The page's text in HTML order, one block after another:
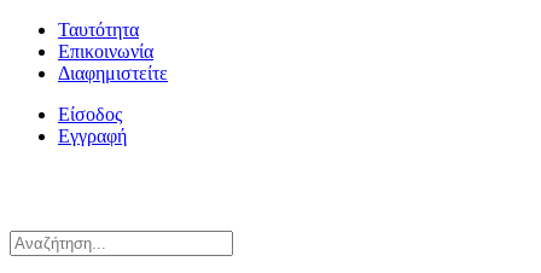
Ταυτότητα
Επικοινωνία
Διαφημιστείτε
Είσοδος
Εγγραφή